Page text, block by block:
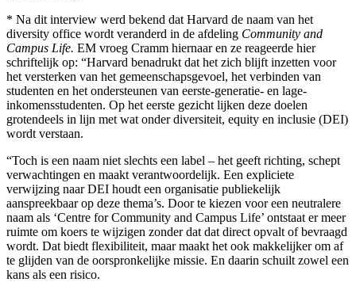
* Na dit interview werd bekend dat Harvard de naam van het
diversity office wordt veranderd in de afdeling Community and
Campus Life. EM vroeg Cramm hiernaar en ze reageerde hier
schriftelijk op: “Harvard benadrukt dat het zich blijft inzetten voor
het versterken van het gemeenschapsgevoel, het verbinden van
studenten en het ondersteunen van eerste-generatie- en lage-
inkomensstudenten. Op het eerste gezicht lijken deze doelen
grotendeels in lijn met wat onder diversiteit, equity en inclusie (DEI)
wordt verstaan.
“Toch is een naam niet slechts een label – het geeft richting, schept
verwachtingen en maakt verantwoordelijk. Een expliciete
verwijzing naar DEI houdt een organisatie publiekelijk
aanspreekbaar op deze thema’s. Door te kiezen voor een neutralere
naam als ‘Centre for Community and Campus Life’ ontstaat er meer
ruimte om koers te wijzigen zonder dat dat direct opvalt of bevraagd
wordt. Dat biedt flexibiliteit, maar maakt het ook makkelijker om af
te glijden van de oorspronkelijke missie. En daarin schuilt zowel een
kans als een risico.